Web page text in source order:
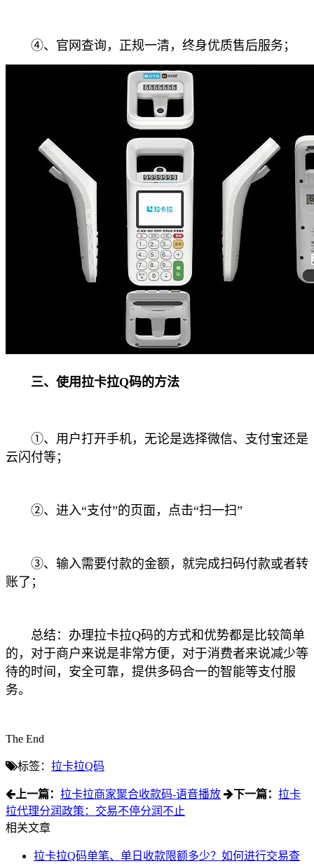
④、官网查询，正规一清，终身优质售后服务；
三、使用拉卡拉Q码的方法
①、用户打开手机，无论是选择微信、支付宝还是
云闪付等；
②、进入“支付”的页面，点击“扫一扫”
③、输入需要付款的金额，就完成扫码付款或者转
账了；
总结：办理拉卡拉Q码的方式和优势都是比较简单
的，对于商户来说是非常方便，对于消费者来说减少等
待的时间，安全可靠，提供多码合一的智能等支付服
务。
The End
标签： 拉卡拉Q码
上一篇： 拉卡拉商家聚合收款码-语音播放 下一篇： 拉卡
拉代理分润政策：交易不停分润不止
相关文章
拉卡拉Q码单笔、单日收款限额多少？如何进行交易查